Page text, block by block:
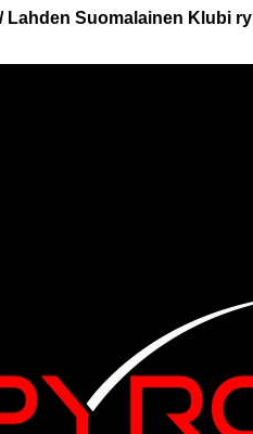
/ Lahden Suomalainen Klubi ry